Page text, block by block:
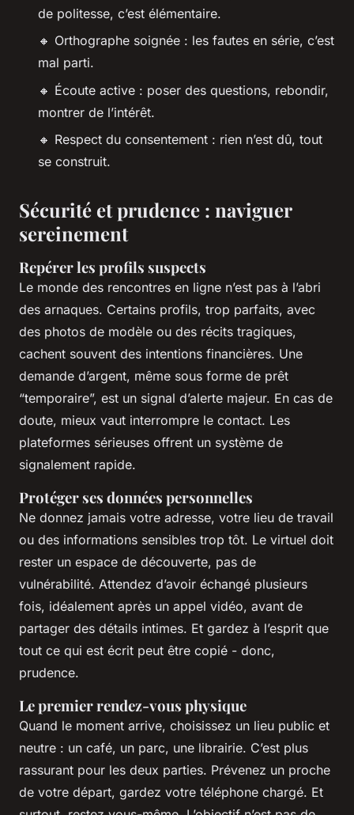
de politesse, c’est élémentaire.
🔸 Orthographe soignée : les fautes en série, c’est
mal parti.
🔸 Écoute active : poser des questions, rebondir,
montrer de l’intérêt.
🔸 Respect du consentement : rien n’est dû, tout
se construit.
Sécurité et prudence : naviguer
sereinement
Repérer les profils suspects
Le monde des rencontres en ligne n’est pas à l’abri
des arnaques. Certains profils, trop parfaits, avec
des photos de modèle ou des récits tragiques,
cachent souvent des intentions financières. Une
demande d’argent, même sous forme de prêt
“temporaire”, est un signal d’alerte majeur. En cas de
doute, mieux vaut interrompre le contact. Les
plateformes sérieuses offrent un système de
signalement rapide.
Protéger ses données personnelles
Ne donnez jamais votre adresse, votre lieu de travail
ou des informations sensibles trop tôt. Le virtuel doit
rester un espace de découverte, pas de
vulnérabilité. Attendez d’avoir échangé plusieurs
fois, idéalement après un appel vidéo, avant de
partager des détails intimes. Et gardez à l’esprit que
tout ce qui est écrit peut être copié - donc,
prudence.
Le premier rendez-vous physique
Quand le moment arrive, choisissez un lieu public et
neutre : un café, un parc, une librairie. C’est plus
rassurant pour les deux parties. Prévenez un proche
de votre départ, gardez votre téléphone chargé. Et